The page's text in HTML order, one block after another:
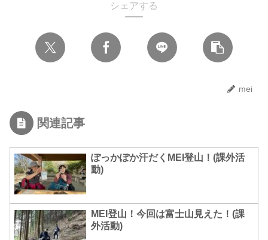
シェアする
mei
関連記事
ぽっかぽか汗だくMEI登山！(課外活
動)
MEI登山！今回は富士山見えた！(課
外活動)